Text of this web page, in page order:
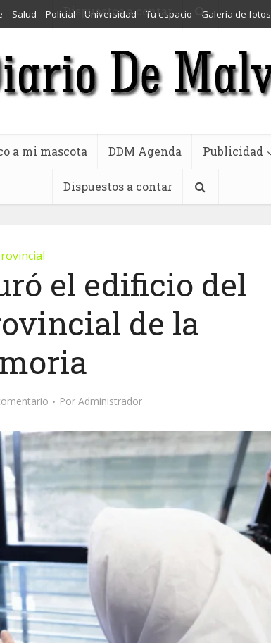
Dispuestos a contar
Salud Policial Universidad Tu espacio Galería de fotos
a mi mascota DDM Agenda Publicidad
Dispuestos a contar
el edificio del
de la
Por Administrador